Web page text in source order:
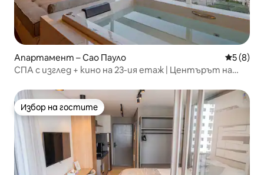
Апартамент – Сао Пауло Средна
5 (8)
СПА с изглед + кино на 23-ия етаж | Центърът на
Избор на гостите
Избор на гостите